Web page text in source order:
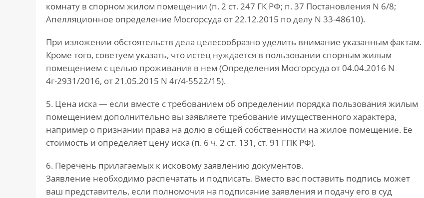
комнату в спорном жилом помещении (п. 2 ст. 247 ГК РФ; п. 37 Постановления N 6/8;
Апелляционное определение Мосгорсуда от 22.12.2015 по делу N 33-48610).
При изложении обстоятельств дела целесообразно уделить внимание указанным фактам.
Кроме того, советуем указать, что истец нуждается в пользовании спорным жилым
помещением с целью проживания в нем (Определения Мосгорсуда от 04.04.2016 N
4г-2931/2016, от 21.05.2015 N 4г/4-5522/15).
5. Цена иска — если вместе с требованием об определении порядка пользования жилым
помещением дополнительно вы заявляете требование имущественного характера,
например о признании права на долю в общей собственности на жилое помещение. Ее
стоимость и определяет цену иска (п. 6 ч. 2 ст. 131, ст. 91 ГПК РФ).
6. Перечень прилагаемых к исковому заявлению документов.
Заявление необходимо распечатать и подписать. Вместо вас поставить подпись может
ваш представитель, если полномочия на подписание заявления и подачу его в суд